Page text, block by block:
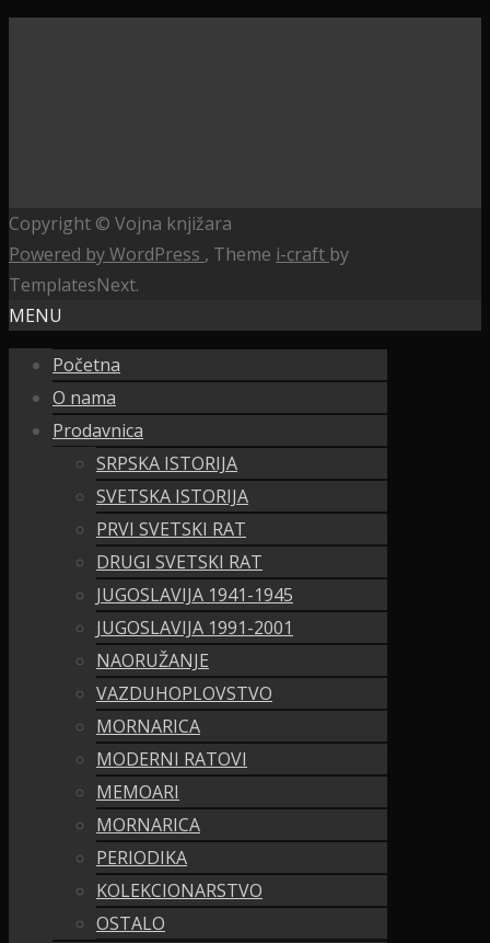
Copyright © Vojna knjižara
Powered by WordPress , Theme i-craft by
TemplatesNext.
MENU
Početna
O nama
Prodavnica
SRPSKA ISTORIJA
SVETSKA ISTORIJA
PRVI SVETSKI RAT
DRUGI SVETSKI RAT
JUGOSLAVIJA 1941-1945
JUGOSLAVIJA 1991-2001
NAORUŽANJE
VAZDUHOPLOVSTVO
MORNARICA
MODERNI RATOVI
MEMOARI
MORNARICA
PERIODIKA
KOLEKCIONARSTVO
OSTALO